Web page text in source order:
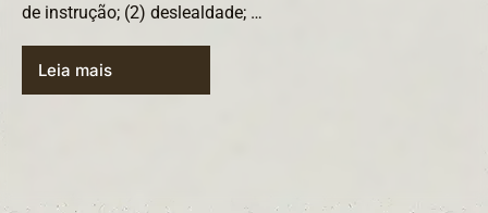
de instrução; (2) deslealdade; …
Leia mais